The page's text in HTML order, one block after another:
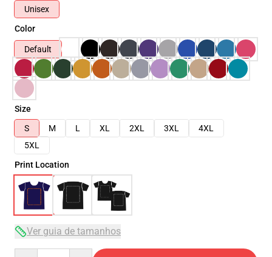
Unisex
Color
Default
Size
S
M L XL 2XL 3XL
4XL
5XL
Print Location
Ver guia de tamanhos